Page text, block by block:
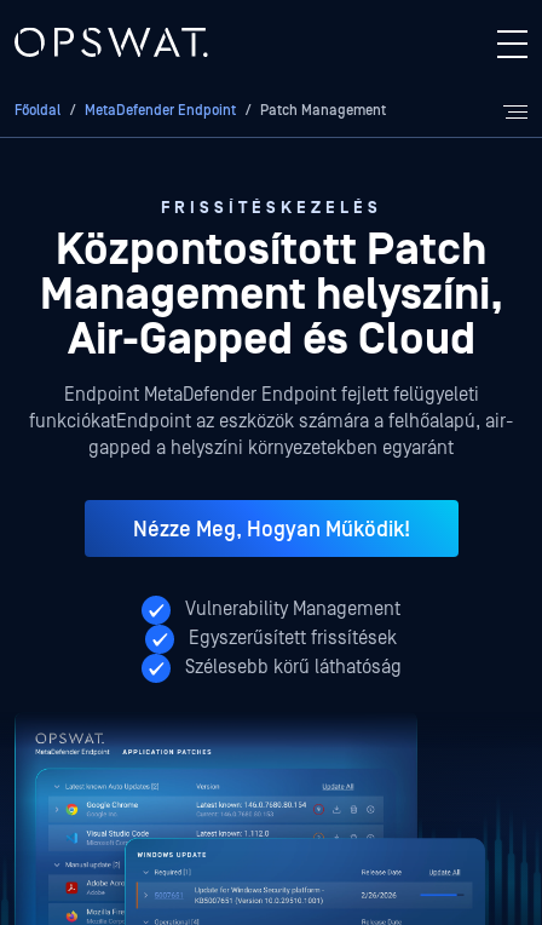
Főoldal / MetaDefender Endpoint / Patch Management
FRISSÍTÉSKEZELÉS
Központosított Patch
Management helyszíni,
Air-Gapped és Cloud
Endpoint MetaDefender Endpoint fejlett felügyeleti
funkciókatEndpoint az eszközök számára a felhőalapú, air-
gapped a helyszíni környezetekben egyaránt
Nézze Meg, Hogyan Működik!
Vulnerability Management
Egyszerűsített frissítések
Szélesebb körű láthatóság